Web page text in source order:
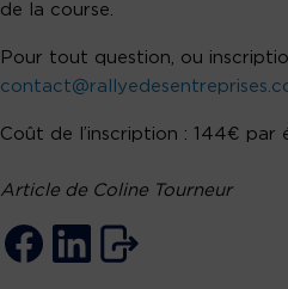
de la course.
Pour tout question, ou
Coût de l’inscription : 144€ par
Article de Coline Tourneur